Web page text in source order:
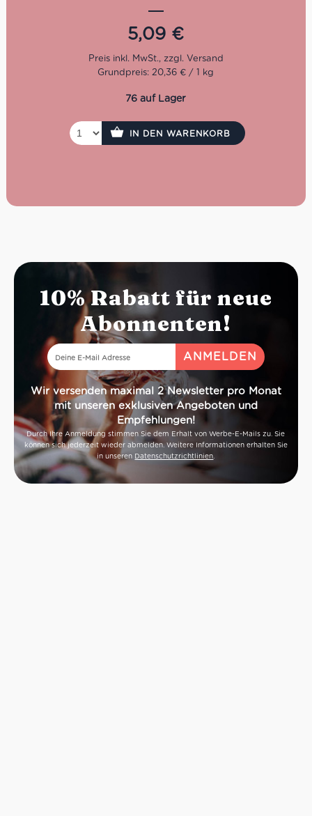
alle, die italienisches Risotto mit Wein kaufen möchten.
5,09 €
Grundpreis: 20,36 € / 1 kg
76 auf Lager
IN DEN WARENKORB
10% Rabatt für neue
Abonnenten!
Wir versenden maximal 2 Newsletter pro Monat
mit unseren exklusiven Angeboten und
Empfehlungen!
Durch Ihre Anmeldung stimmen Sie dem Erhalt von Werbe-E-Mails zu. Sie
können sich jederzeit wieder abmelden. Weitere Informationen erhalten Sie
in unseren Datenschutzrichtlinien